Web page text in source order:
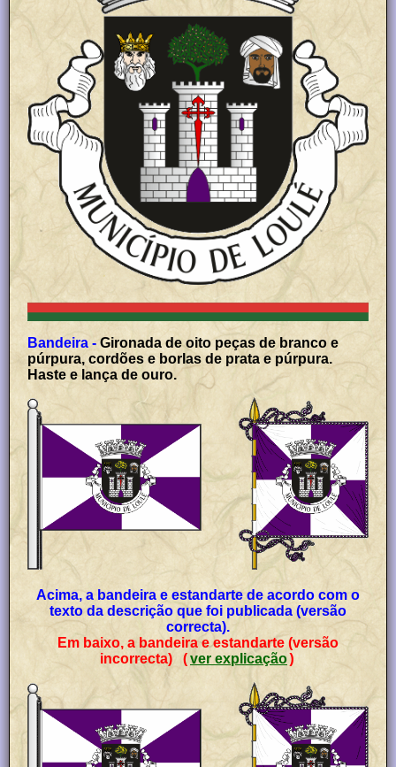
Bandeira - Gironada de oito peças de branco e
púrpura, cordões e borlas de prata e púrpura.
Haste e lança de ouro.
Acima, a bandeira e estandarte de acordo com o
texto da descrição que foi publicada (versão
correcta).
Em baixo, a bandeira e estandarte (versão
incorrecta) ( ver explicação)